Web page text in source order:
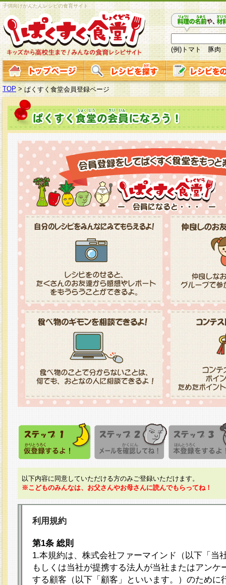
子供向けかんたんレシピの食育サイト
(例)トマト 豚肉
TOP > ぱくすく食堂会員登録ページ
以下内容に同意していただける方のみご登録いただけます。
※こどものみんなは、お父さんやお母さんに読んでもらってね！
利用規約
第1条 総則
1.本規約は、株式会社ファーマインド（以下「当
もしくは当社が提携する法人が当社またはアンケ
する顧客（以下「顧客」といいます。）のために